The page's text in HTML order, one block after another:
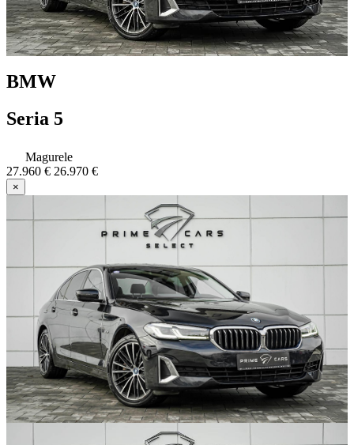
BMW
Seria 5
Magurele
27.960 € 26.970 €
×